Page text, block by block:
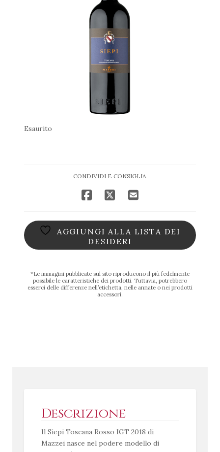
Esaurito
CONDIVIDI E CONSIGLIA
AGGIUNGI ALLA LISTA DEI
DESIDERI
*Le immagini pubblicate sul sito riproducono il più fedelmente
possibile le caratteristiche dei prodotti. Tuttavia, potrebbero
esserci delle differenze nell’etichetta, nelle annate o nei prodotti
accessori.
Descrizione
Il Siepi Toscana Rosso IGT 2018 di
Mazzei nasce nel podere modello di